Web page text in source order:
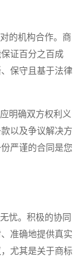
的机构合作。商
证百分之百成
保守且基于法律
明确双方权利义
以及争议解决方
严谨的合同是您
忧。积极的协同
准确地提供真实
尤其是关于商标